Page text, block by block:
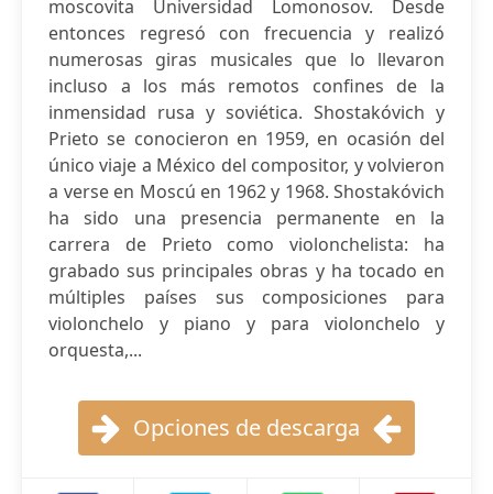
moscovita Universidad Lomonosov. Desde
entonces regresó con frecuencia y realizó
numerosas giras musicales que lo llevaron
incluso a los más remotos confines de la
inmensidad rusa y soviética. Shostakóvich y
Prieto se conocieron en 1959, en ocasión del
único viaje a México del compositor, y volvieron
a verse en Moscú en 1962 y 1968. Shostakóvich
ha sido una presencia permanente en la
carrera de Prieto como violonchelista: ha
grabado sus principales obras y ha tocado en
múltiples países sus composiciones para
violonchelo y piano y para violonchelo y
orquesta,...
Opciones de descarga